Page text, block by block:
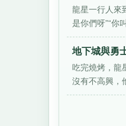
龍星一行人來
是你們呀”“你
地下城與勇
吃完燒烤，龍
沒有不高興，